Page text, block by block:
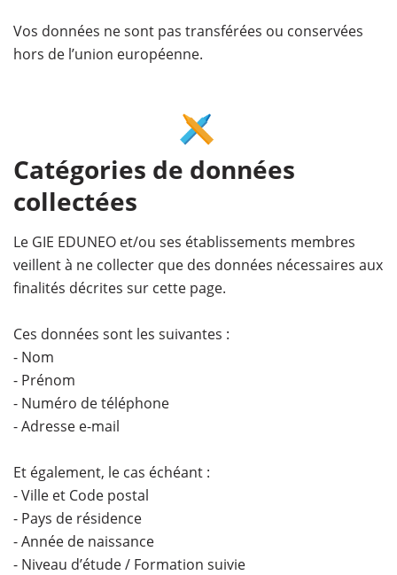
Vos données ne sont pas transférées ou conservées
hors de l’union européenne.
Catégories de données
collectées
Le GIE EDUNEO et/ou ses établissements membres
veillent à ne collecter que des données nécessaires aux
finalités décrites sur cette page.
Ces données sont les suivantes :
- Nom
- Prénom
- Numéro de téléphone
- Adresse e-mail
Et également, le cas échéant :
- Ville et Code postal
- Pays de résidence
- Année de naissance
- Niveau d’étude / Formation suivie